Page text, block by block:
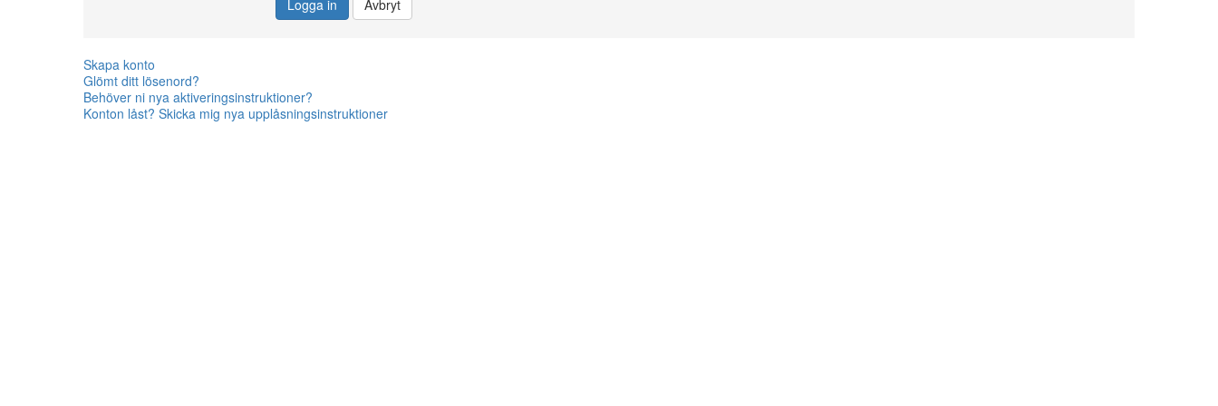
Logga in Avbryt
Skapa konto
Glömt ditt lösenord?
Behöver ni nya aktiveringsinstruktioner?
Konton låst? Skicka mig nya upplåsningsinstruktioner